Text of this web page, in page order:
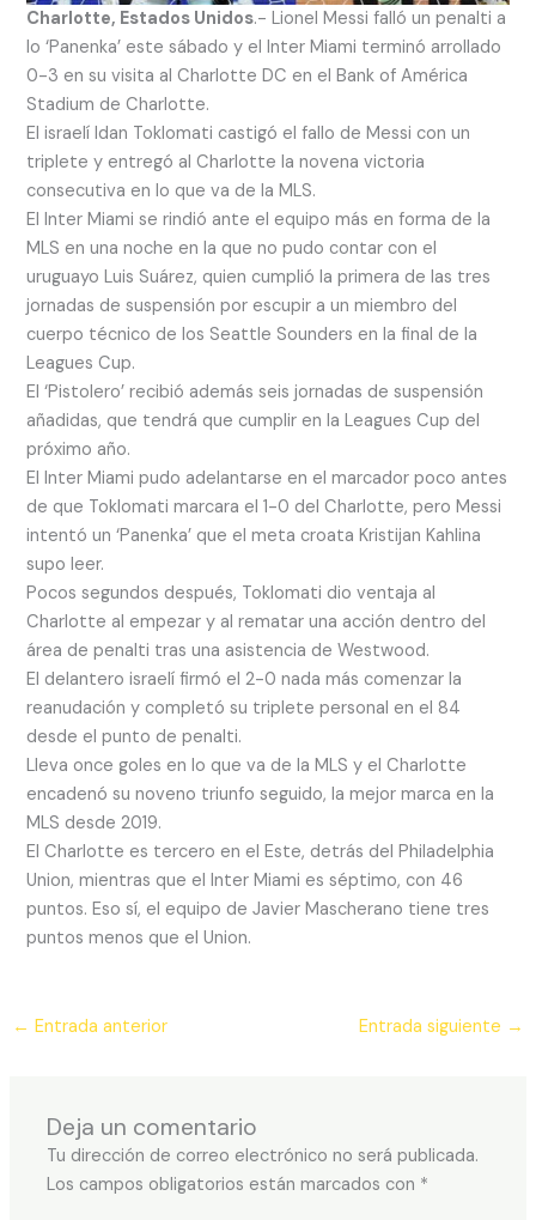
Charlotte, Estados Unidos.- Lionel Messi falló un penalti a
lo ‘Panenka’ este sábado y el Inter Miami terminó arrollado
0-3 en su visita al Charlotte DC en el Bank of América
Stadium de Charlotte.
El israelí Idan Toklomati castigó el fallo de Messi con un
triplete y entregó al Charlotte la novena victoria
consecutiva en lo que va de la MLS.
El Inter Miami se rindió ante el equipo más en forma de la
MLS en una noche en la que no pudo contar con el
uruguayo Luis Suárez, quien cumplió la primera de las tres
jornadas de suspensión por escupir a un miembro del
cuerpo técnico de los Seattle Sounders en la final de la
Leagues Cup.
El ‘Pistolero’ recibió además seis jornadas de suspensión
añadidas, que tendrá que cumplir en la Leagues Cup del
próximo año.
El Inter Miami pudo adelantarse en el marcador poco antes
de que Toklomati marcara el 1-0 del Charlotte, pero Messi
intentó un ‘Panenka’ que el meta croata Kristijan Kahlina
supo leer.
Pocos segundos después, Toklomati dio ventaja al
Charlotte al empezar y al rematar una acción dentro del
área de penalti tras una asistencia de Westwood.
El delantero israelí firmó el 2-0 nada más comenzar la
reanudación y completó su triplete personal en el 84
desde el punto de penalti.
Lleva once goles en lo que va de la MLS y el Charlotte
encadenó su noveno triunfo seguido, la mejor marca en la
MLS desde 2019.
El Charlotte es tercero en el Este, detrás del Philadelphia
Union, mientras que el Inter Miami es séptimo, con 46
puntos. Eso sí, el equipo de Javier Mascherano tiene tres
puntos menos que el Union.
← Entrada anterior Entrada siguiente →
Deja un comentario
Tu dirección de correo electrónico no será publicada.
Los campos obligatorios están marcados con *